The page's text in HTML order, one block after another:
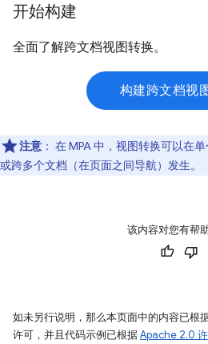
开始构建
全面了解跨文档视图转换。
构建跨文档视
注意 ： 在 MPA 中，视图转换可以在
或跨多个文档（在页面之间导航）发生。
该内容对您有帮
如未另行说明，那么本页面中的内容已根
许可，并且代码示例已根据Apache 2.0